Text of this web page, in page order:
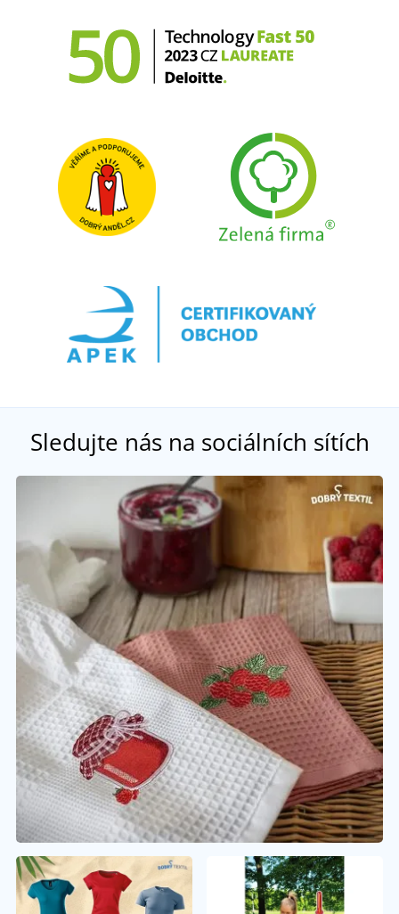
Sledujte nás na sociálních sítích